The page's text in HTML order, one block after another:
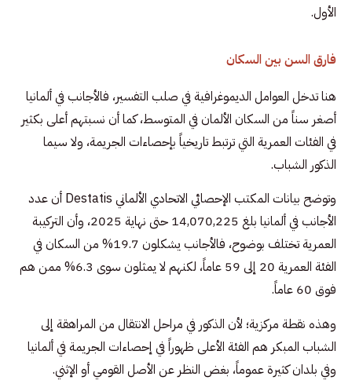
الأول.
فارق السن بين السكان
هنا تدخل العوامل الديموغرافية في صلب التفسير، فالأجانب في ألمانيا
أصغر سناً من السكان الألمان في المتوسط، كما أن نسبتهم أعلى بكثير
في الفئات العمرية التي ترتبط تاريخياً بإحصاءات الجريمة، ولا سيما
الذكور الشباب.
وتوضح بيانات المكتب الإحصائي الاتحادي الألماني Destatis أن عدد
الأجانب في ألمانيا بلغ 14,070,225 حتى نهاية 2025، وأن التركيبة
العمرية تختلف بوضوح، فالأجانب يشكلون 19.7% من السكان في
الفئة العمرية 20 إلى 59 عاماً، لكنهم لا يمثلون سوى 6.3% ممن هم
فوق 60 عاماً.
وهذه نقطة مركزية؛ لأن الذكور في مراحل الانتقال من المراهقة إلى
الشباب المبكر هم الفئة الأعلى ظهوراً في إحصاءات الجريمة في ألمانيا
وفي بلدان كثيرة عموماً، بغض النظر عن الأصل القومي أو الإثني.